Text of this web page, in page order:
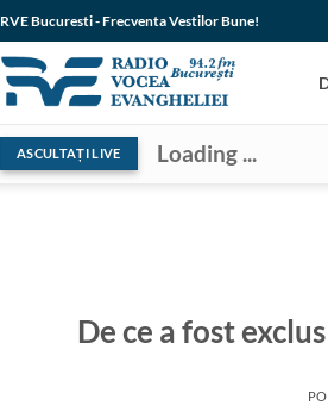
RVE Bucuresti - Frecventa Vestilor Bune!
ASCULTAȚI LIVE Loading ...
De ce a fost